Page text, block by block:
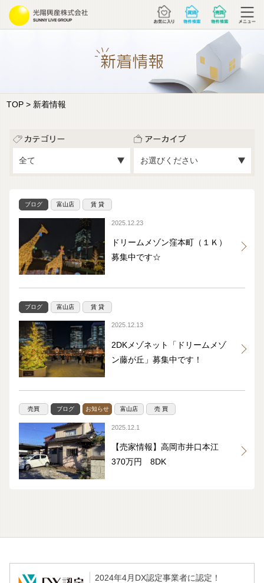
TOP> 新着情報
ブログ 富山店 賃 貸
2025.12.23
ドリームメゾン窪本町（１Ｋ）
募集中です☆
ブログ 富山店 賃 貸
2025.12.13
2DKメゾネット「ドリームメゾ
ン藤が丘」募集中です！
売買 ブログ お知らせ 富山店 売 買
2025.12.1
【売家情報】高岡市井口本江
370万円 8DK
2024年4月DX認定事業者に認定！